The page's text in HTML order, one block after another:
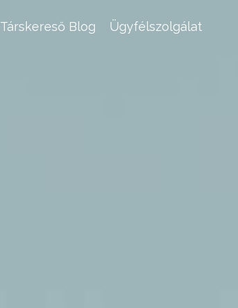
Társkereső Blog Ügyfélszolgálat